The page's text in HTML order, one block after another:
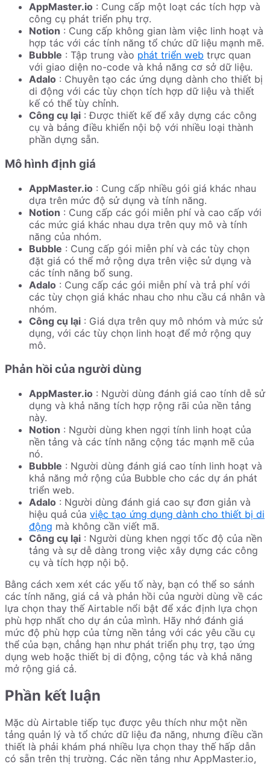
AppMaster.io : Cung cấp một loạt các tích hợp và
công cụ phát triển phụ trợ.
Notion : Cung cấp không gian làm việc linh hoạt và
hợp tác với các tính năng tổ chức dữ liệu mạnh mẽ.
Bubble : Tập trung vào phát triển web trực quan
với giao diện no-code và khả năng cơ sở dữ liệu.
Adalo : Chuyên tạo các ứng dụng dành cho thiết bị
di động với các tùy chọn tích hợp dữ liệu và thiết
kế có thể tùy chỉnh.
Công cụ lại : Được thiết kế để xây dựng các công
cụ và bảng điều khiển nội bộ với nhiều loại thành
phần dựng sẵn.
Mô hình định giá
AppMaster.io : Cung cấp nhiều gói giá khác nhau
dựa trên mức độ sử dụng và tính năng.
Notion : Cung cấp các gói miễn phí và cao cấp với
các mức giá khác nhau dựa trên quy mô và tính
năng của nhóm.
Bubble : Cung cấp gói miễn phí và các tùy chọn
đặt giá có thể mở rộng dựa trên việc sử dụng và
các tính năng bổ sung.
Adalo : Cung cấp các gói miễn phí và trả phí với
các tùy chọn giá khác nhau cho nhu cầu cá nhân và
nhóm.
Công cụ lại : Giá dựa trên quy mô nhóm và mức sử
dụng, với các tùy chọn linh hoạt để mở rộng quy
mô.
Phản hồi của người dùng
AppMaster.io : Người dùng đánh giá cao tính dễ sử
dụng và khả năng tích hợp rộng rãi của nền tảng
này.
Notion : Người dùng khen ngợi tính linh hoạt của
nền tảng và các tính năng cộng tác mạnh mẽ của
nó.
Bubble : Người dùng đánh giá cao tính linh hoạt và
khả năng mở rộng của Bubble cho các dự án phát
triển web.
Adalo : Người dùng đánh giá cao sự đơn giản và
hiệu quả của việc tạo ứng dụng dành cho thiết bị di
động mà không cần viết mã.
Công cụ lại : Người dùng khen ngợi tốc độ của nền
tảng và sự dễ dàng trong việc xây dựng các công
cụ và tích hợp nội bộ.
Bằng cách xem xét các yếu tố này, bạn có thể so sánh
các tính năng, giá cả và phản hồi của người dùng về các
lựa chọn thay thế Airtable nổi bật để xác định lựa chọn
phù hợp nhất cho dự án của mình. Hãy nhớ đánh giá
mức độ phù hợp của từng nền tảng với các yêu cầu cụ
thể của bạn, chẳng hạn như phát triển phụ trợ, tạo ứng
dụng web hoặc thiết bị di động, cộng tác và khả năng
mở rộng giá cả.
Phần kết luận
Mặc dù Airtable tiếp tục được yêu thích như một nền
tảng quản lý và tổ chức dữ liệu đa năng, nhưng điều cần
thiết là phải khám phá nhiều lựa chọn thay thế hấp dẫn
có sẵn trên thị trường. Các nền tảng như AppMaster.io,